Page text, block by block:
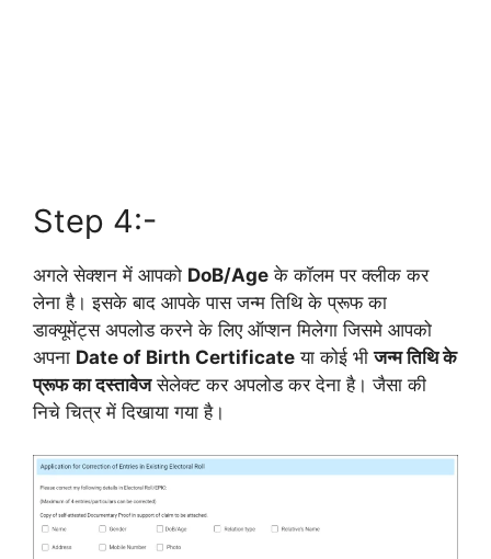
Step 4:-
अगले सेक्शन में आपको DoB/Age के कॉलम पर क्लीक कर
लेना है। इसके बाद आपके पास जन्म तिथि के प्रूफ का
डाक्यूमेंट्स अपलोड करने के लिए ऑप्शन मिलेगा जिसमे आपको
अपना Date of Birth Certificate या कोई भीजन्म तिथि के
प्रूफ का दस्तावेजसेलेक्ट कर अपलोड कर देना है। जैसा की
निचे चित्र में दिखाया गया है।